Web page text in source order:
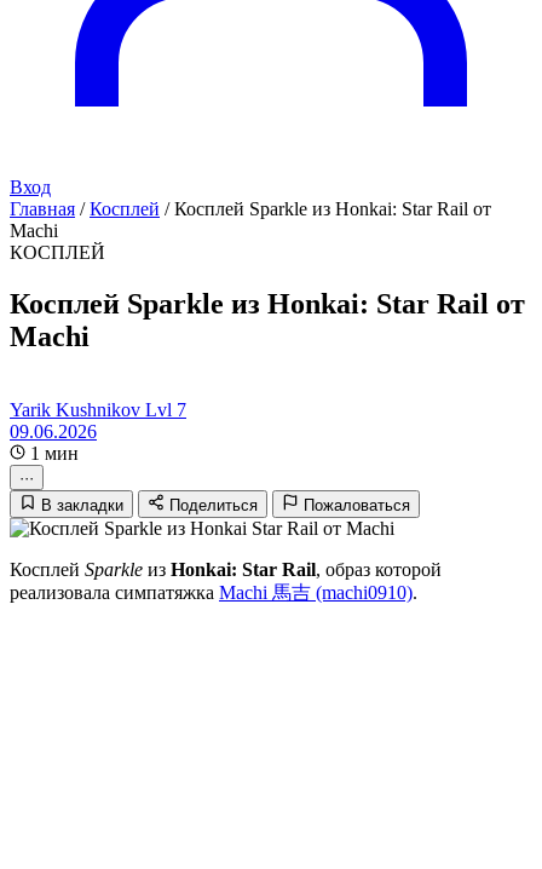
Вход
Главная / Косплей / Косплей Sparkle из Honkai: Star Rail от
Machi
КОСПЛЕЙ
Косплей Sparkle из Honkai: Star Rail от
Machi
Yarik Kushnikov Lvl 7
09.06.2026
1 мин
···
В закладки
Поделиться Пожаловаться
Косплей Sparkle из Honkai: Star Rail, образ которой
реализовала симпатяжка Machi 馬吉 (machi0910).